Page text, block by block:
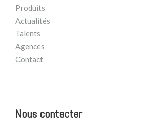
Produits
Actualités
Talents
Agences
Contact
Nous contacter